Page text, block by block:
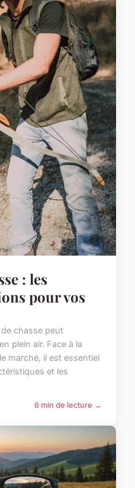
: les
pour vos
chasse peut
plein air. Face à la
marché, il est essentiel
et les
6 min de lecture →